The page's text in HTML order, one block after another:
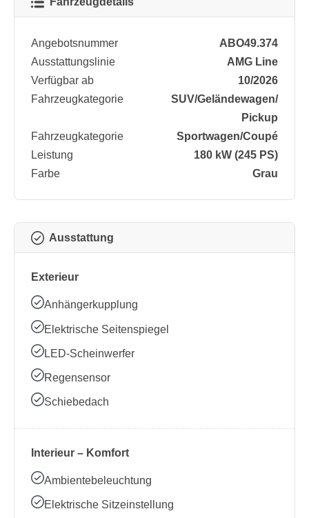
Angebotsnummer
ABO49.374
Ausstattungslinie
AMG Line
Verfügbar ab
10/2026
Fahrzeugkategorie
SUV/​Geländewagen/​
Pickup
Fahrzeugkategorie
Sportwagen/​Coupé
Leistung
180 kW (245 PS)
Farbe
Grau
Ausstattung
Exterieur
Anhängerkupplung
Elektrische Seitenspiegel
LED-Scheinwerfer
Regensensor
Schiebedach
Interieur – Komfort
Ambientebeleuchtung
Elektrische Sitzeinstellung